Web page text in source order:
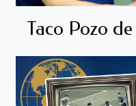
Taco Pozo